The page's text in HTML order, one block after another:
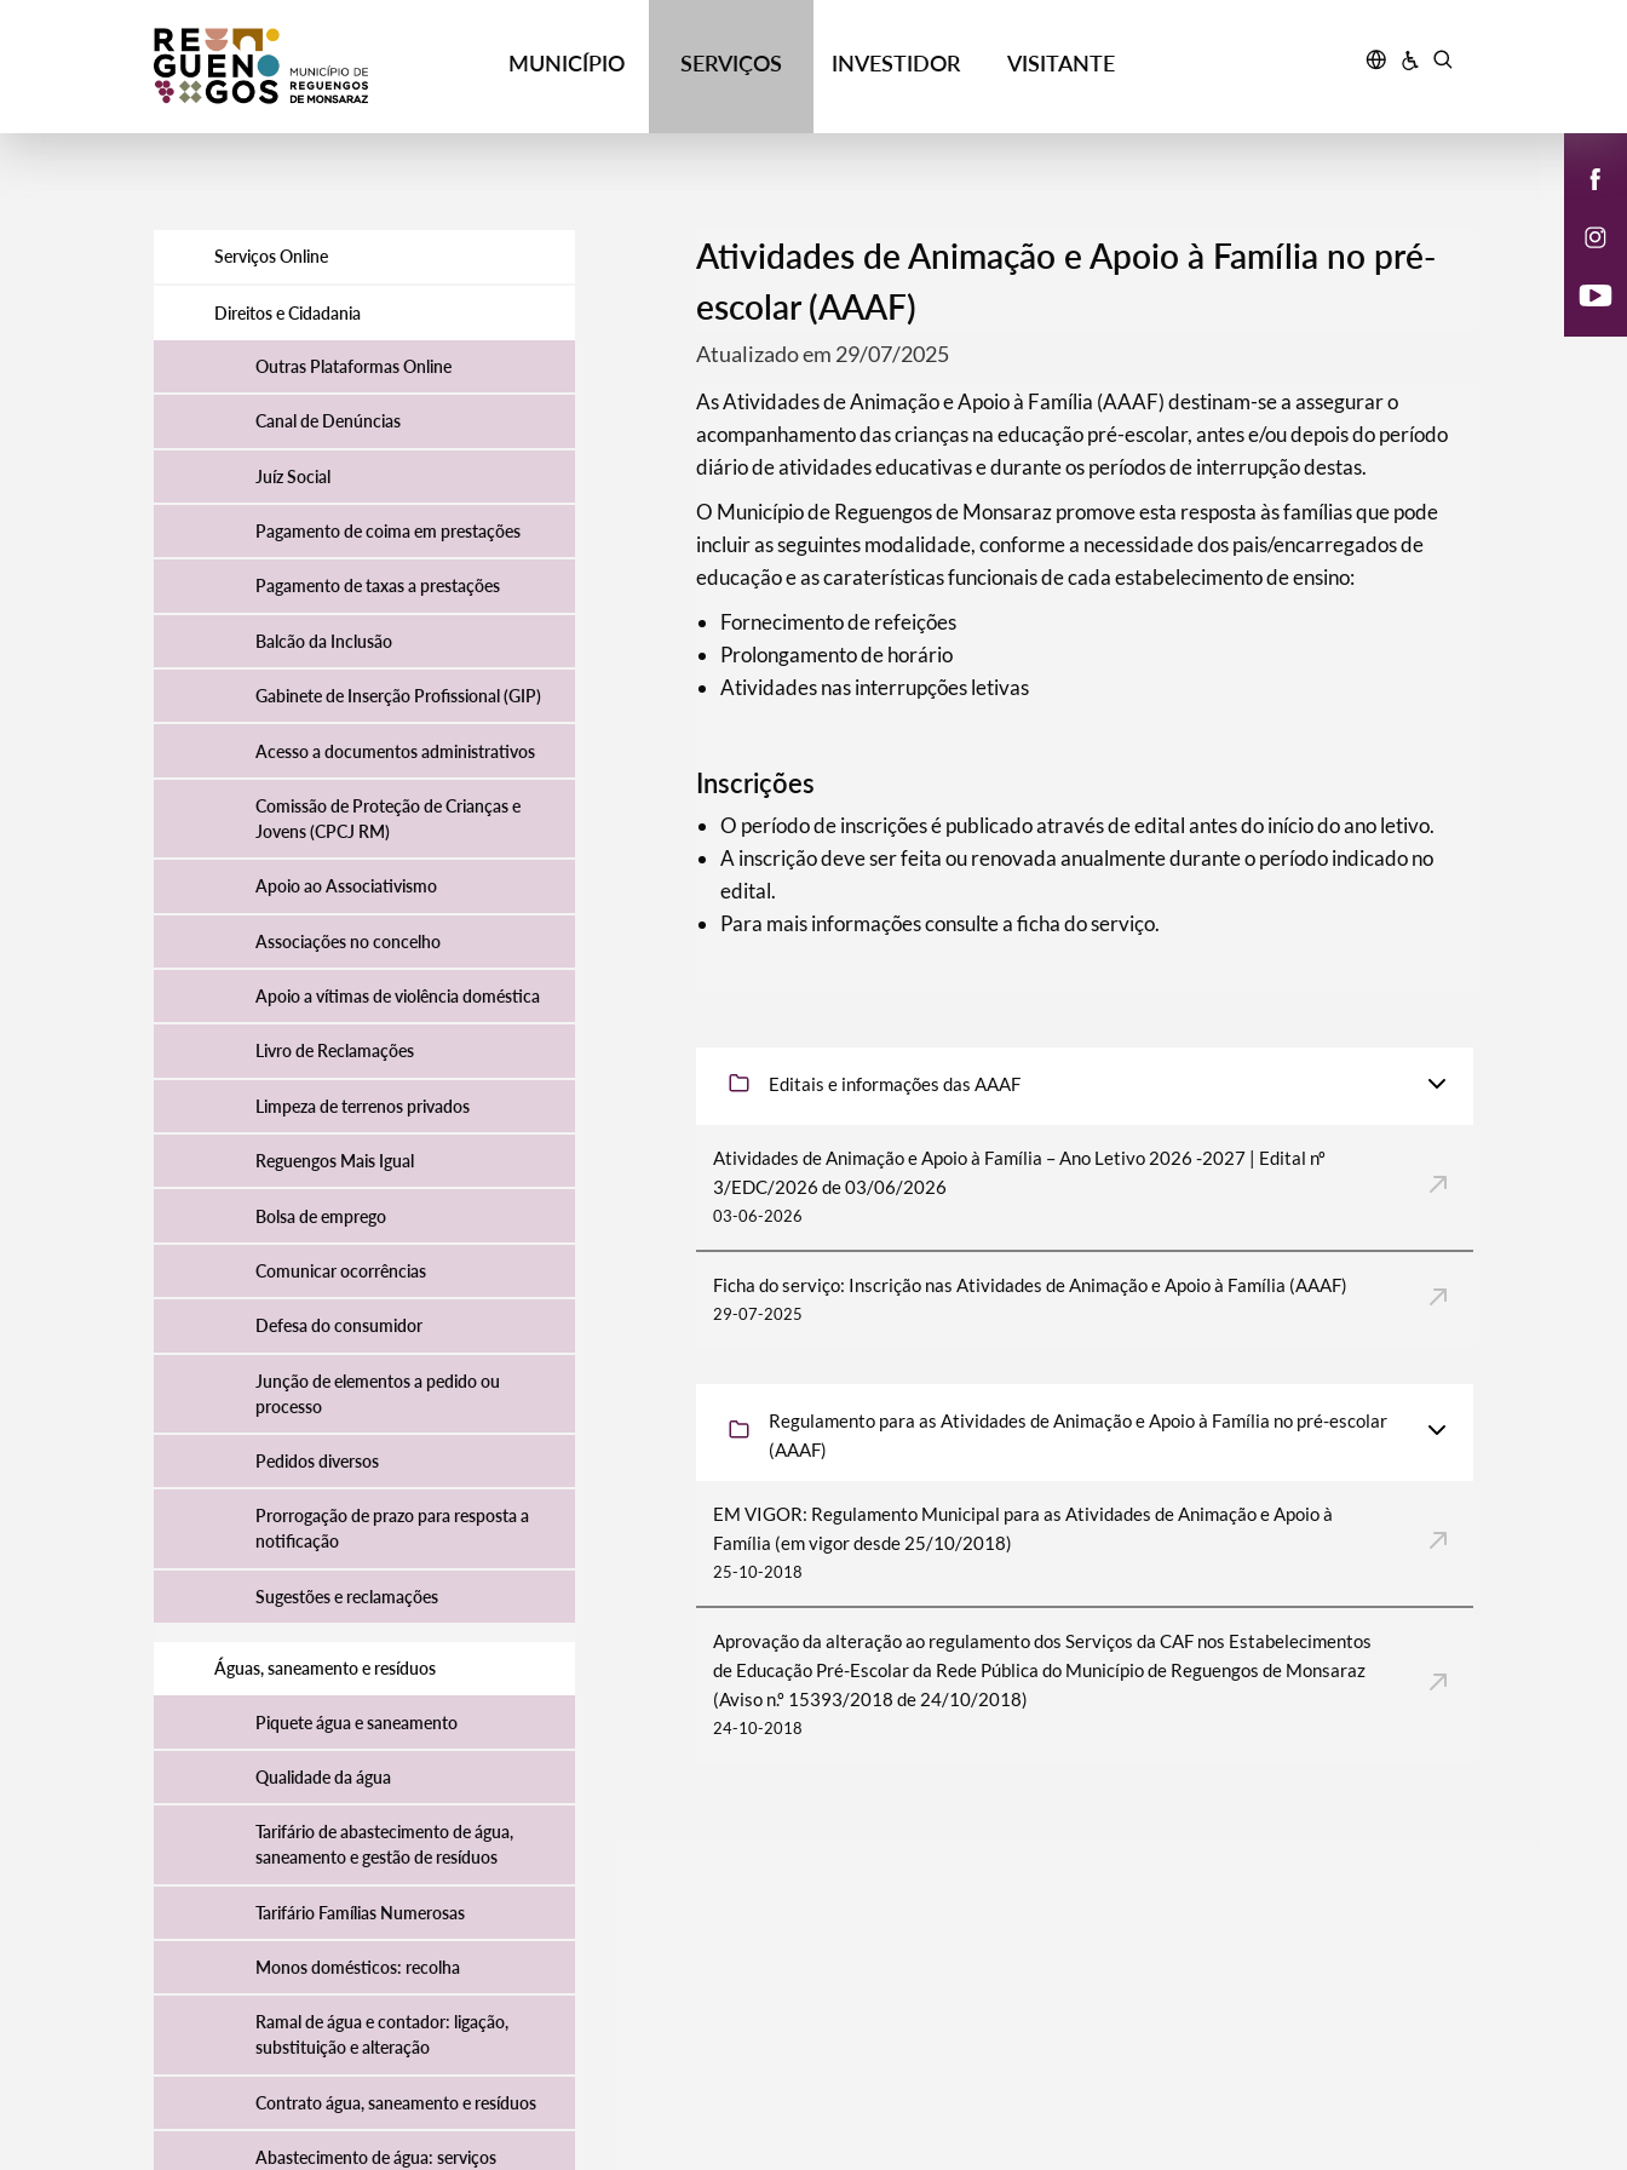
MUNICÍPIO SERVIÇOS INVESTIDOR VISITANTE
Serviços Online
Direitos e Cidadania
Outras Plataformas Online
Canal de Denúncias
Juíz Social
Pagamento de coima em prestações
Pagamento de taxas a prestações
Balcão da Inclusão
Gabinete de Inserção Profissional (GIP)
Acesso a documentos administrativos
Comissão de Proteção de Crianças e
Jovens (CPCJ RM)
Apoio ao Associativismo
Associações no concelho
Apoio a vítimas de violência doméstica
Livro de Reclamações
Limpeza de terrenos privados
Reguengos Mais Igual
Bolsa de emprego
Comunicar ocorrências
Defesa do consumidor
Junção de elementos a pedido ou
processo
Pedidos diversos
Prorrogação de prazo para resposta a
notificação
Sugestões e reclamações
Águas, saneamento e resíduos
Piquete água e saneamento
Qualidade da água
Tarifário de abastecimento de água,
saneamento e gestão de resíduos
Tarifário Famílias Numerosas
Monos domésticos: recolha
Ramal de água e contador: ligação,
substituição e alteração
Contrato água, saneamento e resíduos
Abastecimento de água: serviços
Atividades de Animação e Apoio à Família no pré-
escolar (AAAF)
Atualizado em 29/07/2025
As Atividades de Animação e Apoio à Família (AAAF) destinam-se a assegurar o
acompanhamento das crianças na educação pré-escolar, antes e/ou depois do período
diário de atividades educativas e durante os períodos de interrupção destas.
O Município de Reguengos de Monsaraz promove esta resposta às famílias que pode
incluir as seguintes modalidade, conforme a necessidade dos pais/encarregados de
educação e as caraterísticas funcionais de cada estabelecimento de ensino:
Fornecimento de refeições
Prolongamento de horário
Atividades nas interrupções letivas
Inscrições
O período de inscrições é publicado através de edital antes do início do ano letivo.
A inscrição deve ser feita ou renovada anualmente durante o período indicado no
edital.
Para mais informações consulte a ficha do serviço.
Editais e informações das AAAF
Atividades de Animação e Apoio à Família – Ano Letivo 2026 -2027 | Edital nº
3/EDC/2026 de 03/06/2026
03-06-2026
Ficha do serviço: Inscrição nas Atividades de Animação e Apoio à Família (AAAF)
29-07-2025
Regulamento para as Atividades de Animação e Apoio à Família no pré-escolar
(AAAF)
EM VIGOR: Regulamento Municipal para as Atividades de Animação e Apoio à
Família (em vigor desde 25/10/2018)
25-10-2018
Aprovação da alteração ao regulame​nto dos Serviços da CAF nos Estabelecimentos
de Educação Pré-Escolar da Rede Pública do Município de Reguengos de Monsaraz
(Aviso n.º 15393/2018 de 24/10/2018)
24-10-2018